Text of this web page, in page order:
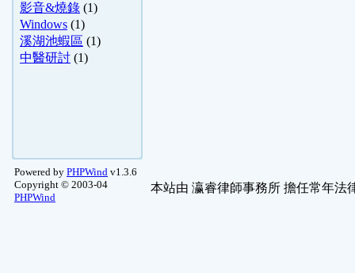
影音&燒錄 (1)
Windows (1)
溪湖池蝦區 (1)
中醫研討 (1)
Powered by PHPWind v1.3.6
Copyright © 2003-04
PHPWind
本站由 瀛睿律師事務所 擔任常年法